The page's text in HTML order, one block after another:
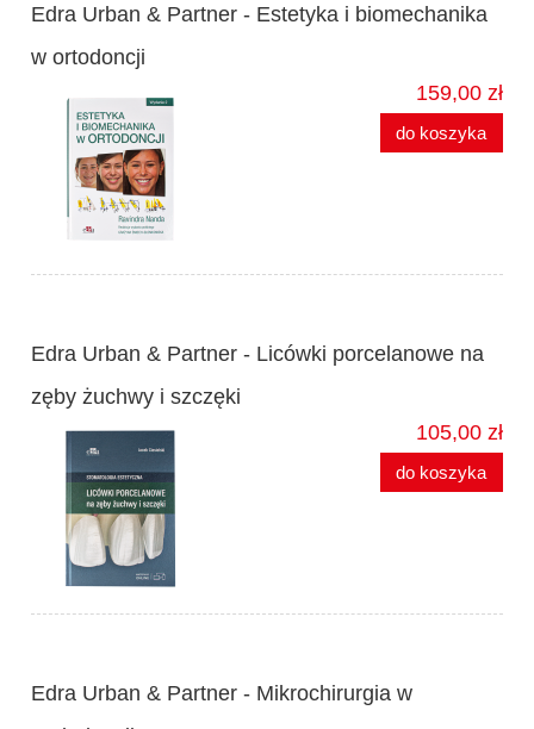
Edra Urban & Partner - Estetyka i biomechanika
w ortodoncji
159,00 zł
do koszyka
Edra Urban & Partner - Licówki porcelanowe na
zęby żuchwy i szczęki
105,00 zł
do koszyka
Edra Urban & Partner - Mikrochirurgia w